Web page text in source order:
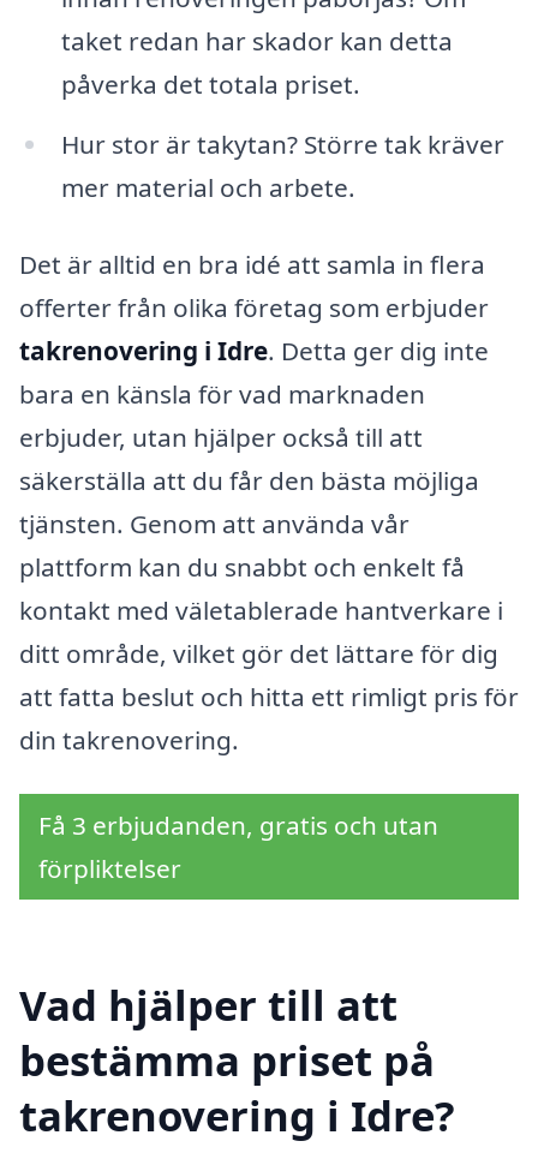
taket redan har skador kan detta
påverka det totala priset.
Hur stor är takytan? Större tak kräver
mer material och arbete.
Det är alltid en bra idé att samla in flera
offerter från olika företag som erbjuder
takrenovering i Idre. Detta ger dig inte
bara en känsla för vad marknaden
erbjuder, utan hjälper också till att
säkerställa att du får den bästa möjliga
tjänsten. Genom att använda vår
plattform kan du snabbt och enkelt få
kontakt med väletablerade hantverkare i
ditt område, vilket gör det lättare för dig
att fatta beslut och hitta ett rimligt pris för
din takrenovering.
Få 3 erbjudanden, gratis och utan
förpliktelser
Vad hjälper till att
bestämma priset på
takrenovering i Idre?